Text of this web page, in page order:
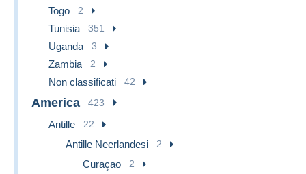
Togo 2
Tunisia 351
Uganda 3
Zambia 2
Non classificati 42
America 423
Antille 22
Antille Neerlandesi 2
Curaçao 2